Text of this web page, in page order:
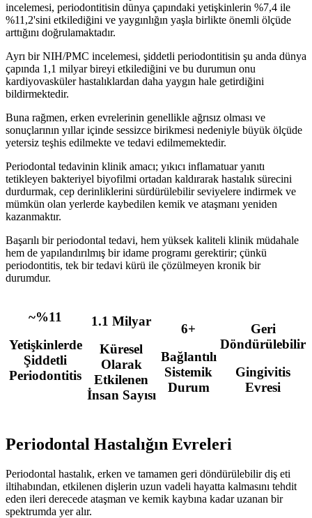
incelemesi, periodontitisin dünya çapındaki yetişkinlerin %7,4 ile
%11,2'sini etkilediğini ve yaygınlığın yaşla birlikte önemli ölçüde
arttığını doğrulamaktadır.
Ayrı bir NIH/PMC incelemesi, şiddetli periodontitisin şu anda dünya
çapında 1,1 milyar bireyi etkilediğini ve bu durumun onu
kardiyovasküler hastalıklardan daha yaygın hale getirdiğini
bildirmektedir.
Buna rağmen, erken evrelerinin genellikle ağrısız olması ve
sonuçlarının yıllar içinde sessizce birikmesi nedeniyle büyük ölçüde
yetersiz teşhis edilmekte ve tedavi edilmemektedir.
Periodontal tedavinin klinik amacı; yıkıcı inflamatuar yanıtı
tetikleyen bakteriyel biyofilmi ortadan kaldırarak hastalık sürecini
durdurmak, cep derinliklerini sürdürülebilir seviyelere indirmek ve
mümkün olan yerlerde kaybedilen kemik ve ataşmanı yeniden
kazanmaktır.
Başarılı bir periodontal tedavi, hem yüksek kaliteli klinik müdahale
hem de yapılandırılmış bir idame programı gerektirir; çünkü
periodontitis, tek bir tedavi kürü ile çözülmeyen kronik bir
durumdur.
~%11
Yetişkinlerde
Şiddetli
Periodontitis
1.1 Milyar
Küresel
Olarak
Etkilenen
İnsan Sayısı
6+
Bağlantılı
Sistemik
Durum
Geri
Döndürülebilir
Gingivitis
Evresi
Periodontal Hastalığın Evreleri
Periodontal hastalık, erken ve tamamen geri döndürülebilir diş eti
iltihabından, etkilenen dişlerin uzun vadeli hayatta kalmasını tehdit
eden ileri derecede ataşman ve kemik kaybına kadar uzanan bir
spektrumda yer alır.